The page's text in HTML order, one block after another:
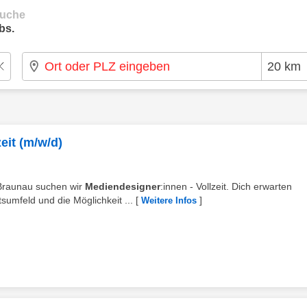
(m/w/d)
suchen wir Mediendesigner:innen - Vollzeit. Dich erwarten
und die Möglichkeit ...
[ Weitere Infos ]